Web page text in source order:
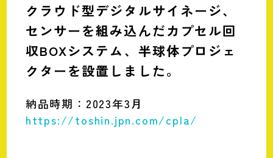
クラウド型デジタルサイネージ、
センサーを組み込んだカプセル回
収BOXシステム、半球体プロジェ
クターを設置しました。
納品時期：2023年3月
https://toshin.jpn.com/cpla/